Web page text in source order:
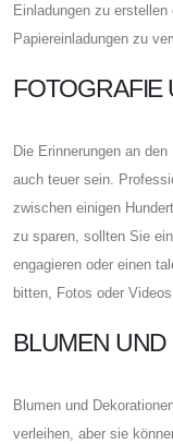
Einladungen zu
Papiereinladungen zu
FOTOGRAFIE
Die Erinnerungen an
auch teuer sein.
zwischen einigen
zu sparen, sollten Sie
engagieren oder einen
bitten, Fotos oder
BLUMEN
Blumen und
verleihen, aber sie